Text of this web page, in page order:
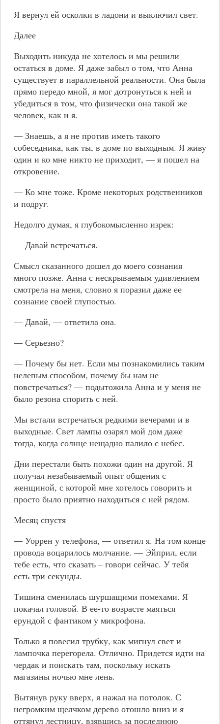
Я вернул ей осколки в ладони и выключил свет.
Далее
Выходить никуда не хотелось и мы решили
остаться в доме. Я даже забыл о том, что Анна
существует в параллельной реальности. Она была
прямо передо мной, я мог дотронуться к ней и
убедиться в том, что физически она такой же
человек, как и я.
— Знаешь, а я не против иметь такого
собеседника, как ты, в доме по выходным. Я живу
один и ко мне никто не приходит, — я пошел на
откровение.
— Ко мне тоже. Кроме некоторых родственников
и подруг.
Недолго думая, я глубокомысленно изрек:
— Давай встречаться.
Смысл сказанного дошел до моего сознания
много позже. Анна с нескрываемым удивлением
смотрела на меня, словно я поразил даже ее
сознание своей глупостью.
— Давай, — ответила она.
— Серьезно?
— Почему бы нет. Если мы познакомились таким
нелепым способом, почему бы нам не
повстречаться? — подытожила Анна и у меня не
было резона спорить с ней.
Мы встали встречаться редкими вечерами и в
выходные. Свет лампы озарял мой дом даже
тогда, когда солнце нещадно палило с небес.
Дни перестали быть похожи один на другой. Я
получал незабываемый опыт общения с
женщиной, с которой мне хотелось говорить и
просто было приятно находиться с ней рядом.
Месяц спустя
— Уоррен у телефона, — ответил я. На том конце
провода воцарилось молчание. — Эйприл, если
тебе есть, что сказать – говори сейчас. У тебя
есть три секунды.
Тишина сменилась шуршащими помехами. Я
покачал головой. В ее-то возрасте маяться
ерундой с фантиком у микрофона.
Только я повесил трубку, как мигнул свет и
лампочка перегорела. Отлично. Придется идти на
чердак и поискать там, поскольку искать
магазины ночью мне лень.
Вытянув руку вверх, я нажал на потолок. С
негромким щелчком дерево отошло вниз и я
оттянул лестницу, взявшись за последнюю